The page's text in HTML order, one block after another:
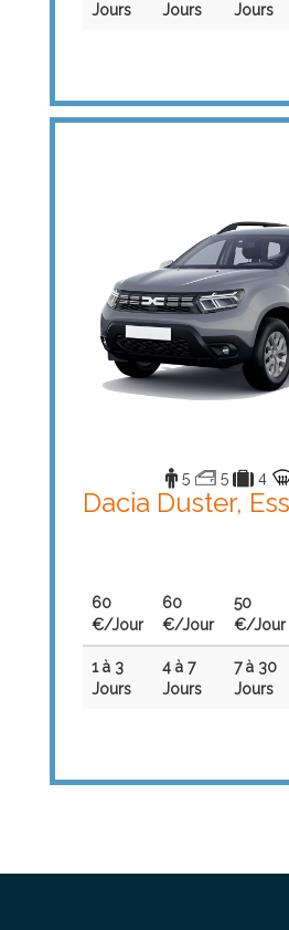
Jours
Jours
Jours
5 5 4
Dacia Duster,
60
€/Jour
60
€/Jour
50
€/Jour
1 à 3
Jours
4 à 7
Jours
7 à 30
Jours